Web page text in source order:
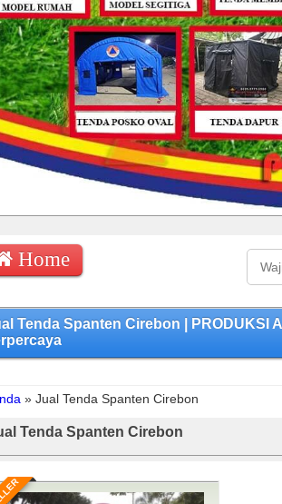
Home
Tenda Spanten Cirebon | PRODUKSI
» Jual Tenda Spanten Cirebon
Tenda Spanten Cirebon